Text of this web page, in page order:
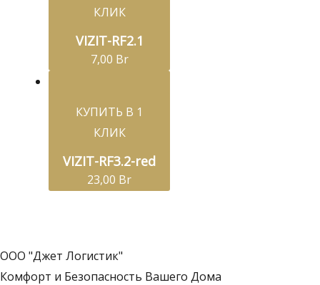
КЛИК
VIZIT-RF2.1
7,00 Br
КУПИТЬ В 1
КЛИК
VIZIT-RF3.2-red
23,00 Br
ООО "Джет Логистик"
Комфорт и Безопасность Вашего Дома